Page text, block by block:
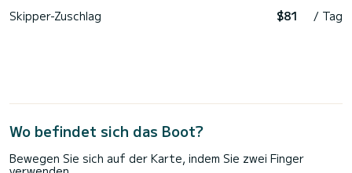
Skipper-Zuschlag $81 / Tag
Wo befindet sich das Boot?
Bewegen Sie sich auf der Karte, indem Sie zwei Finger